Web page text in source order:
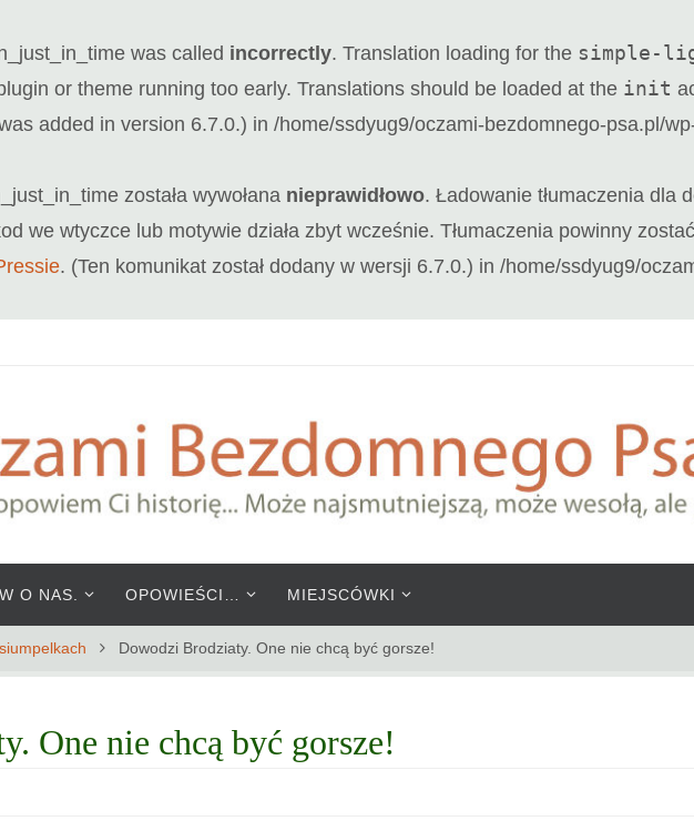
was called incorrectly. Translation loading for the simple-
or theme running too early. Translations should be loaded at the init
added in version 6.7.0.) in /home/ssdyug9/oczami-bezdomnego-psa.pl/
została wywołana nieprawidłowo. Ładowanie tłumaczenia dla
we wtyczce lub motywie działa zbyt wcześnie. Tłumaczenia powinny
. (Ten komunikat został dodany w wersji 6.7.0.) in /home/ssdyug9/
O NAS. OPOWIEŚCI… MIEJSCÓWKI
Dowodzi Brodziaty. One nie chcą być gorsze!
One nie chcą być gorsze!